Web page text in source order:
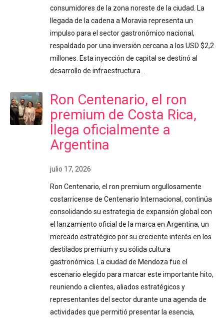
consumidores de la zona noreste de la ciudad. La
llegada de la cadena a Moravia representa un
impulso para el sector gastronómico nacional,
respaldado por una inversión cercana a los USD $2,2
millones. Esta inyección de capital se destinó al
desarrollo de infraestructura…
Ron Centenario, el ron
premium de Costa Rica,
llega oficialmente a
Argentina
julio 17, 2026
Ron Centenario, el ron premium orgullosamente
costarricense de Centenario Internacional, continúa
consolidando su estrategia de expansión global con
el lanzamiento oficial de la marca en Argentina, un
mercado estratégico por su creciente interés en los
destilados premium y su sólida cultura
gastronómica. La ciudad de Mendoza fue el
escenario elegido para marcar este importante hito,
reuniendo a clientes, aliados estratégicos y
representantes del sector durante una agenda de
actividades que permitió presentar la esencia,